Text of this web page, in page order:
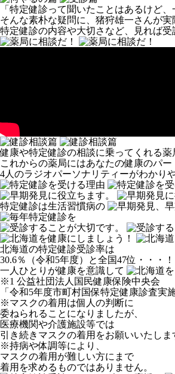
「特定健診って聞いたことはあるけど、
そんな素朴な疑問に、猪狩雄一さんが実
特定健診の内容や大切さなど、見れば受
健康や特定健診の相談に乗ってくれる
これからの薬局にはあなたの健康のパ
4人のラジオパーソナリティーがわかり
特定健診は生活習慣病の
北海道の特定健診受診率は
30.6％（令和5年度）と全国47位・・・！
一人ひとりが健康を意識して
※1 公益社団法人国民健康保険中央会
「令和5年度市町村国保特定健康診査実
※マスクの着用は個人の判断に
委ねられることになりましたが、
医療機関や介護施設等では
引き続きマスクの着用をお願いいたしま
※持病や体調等により、
マスクの着用が難しい方にまで
着用を求めるものではありません。